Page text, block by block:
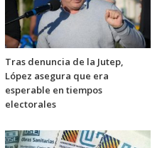
Tras denuncia de la Jutep,
López asegura que era
esperable en tiempos
electorales